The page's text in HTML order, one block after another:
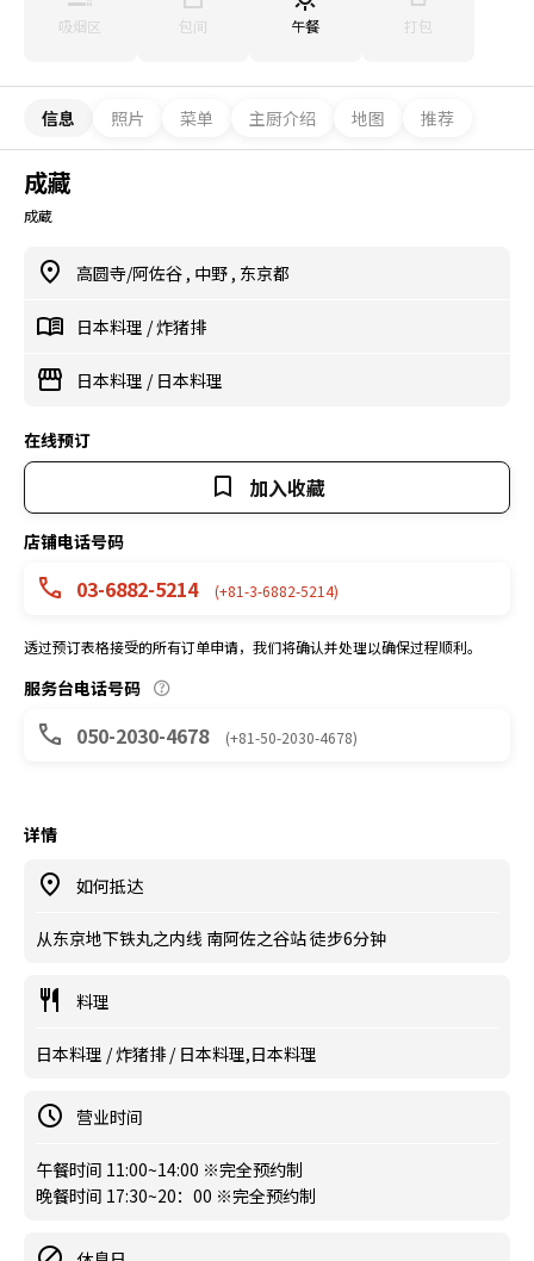
吸烟区 包间 午餐 打包
信息 照片 菜单 主厨介绍 地图 推荐
成藏
成蔵
高圆寺/阿佐谷 , 中野 , 东京都
日本料理 /炸猪排
日本料理 / 日本料理
在线预订
加入收藏
店铺电话号码
03-6882-5214 (+81-3-6882-5214)
透过预订表格接受的所有订单申请，我们将确认并处理以确保过程顺利。
服务台电话号码
050-2030-4678 (+81-50-2030-4678)
详情
如何抵达
从东京地下铁丸之内线 南阿佐之谷站 徒步6分钟
料理
日本料理 / 炸猪排 / 日本料理,日本料理
营业时间
午餐时间 11:00~14:00 ※完全预约制
晚餐时间 17:30~20：00 ※完全预约制